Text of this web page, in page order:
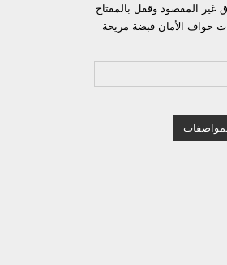
غير المقصود وقفل بالمفتاح
حواف الأمان قبضة مريحة